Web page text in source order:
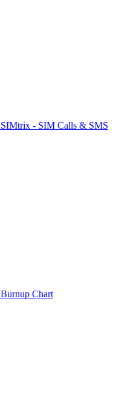
SIMtrix - SIM Calls & SMS
Burnup Chart